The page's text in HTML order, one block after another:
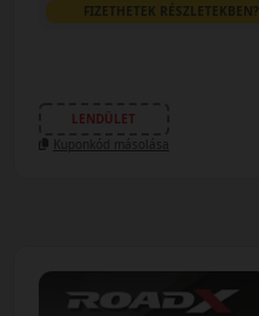
FIZETHETEK RÉSZLETEKBEN?
LENDÜLET
Kuponkód másolása